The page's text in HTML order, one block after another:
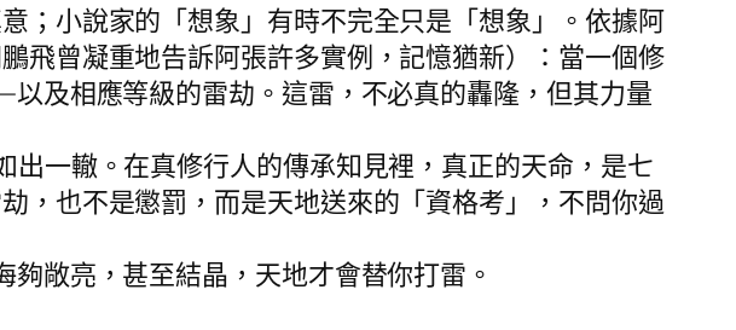
；小說家的「想象」有時不完全只是「想象」。依據阿
飛曾凝重地告訴阿張許多實例，記憶猶新）：當一個修
及相應等級的雷劫。這雷，不必真的轟隆，但其力量
一轍。在真修行人的傳承知見裡，真正的天命，是七
，也不是懲罰，而是天地送來的「資格考」，不問你過
敞亮，甚至結晶，天地才會替你打雷。